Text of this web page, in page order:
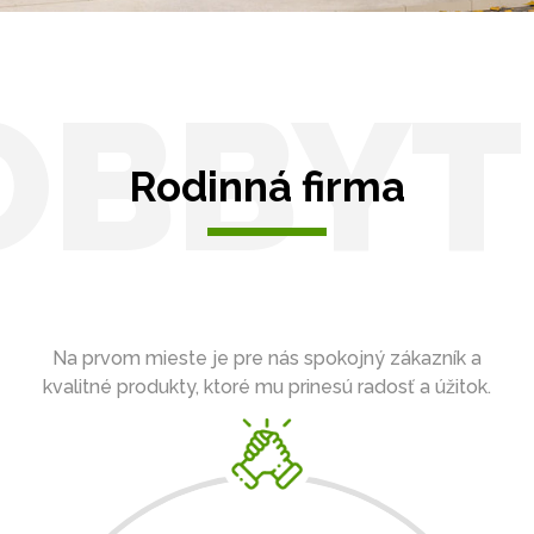
Rodinná firma
Na prvom mieste je pre nás spokojný zákazník a
kvalitné produkty, ktoré mu prinesú radosť a úžitok.